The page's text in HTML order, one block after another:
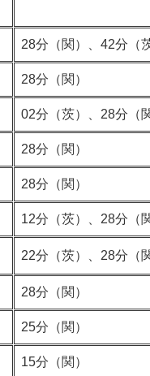
28分（関）、42分（
28分（関）
02分（茨）、28分（
28分（関）
28分（関）
12分（茨）、28分（
22分（茨）、28分（
28分（関）
25分（関）
15分（関）